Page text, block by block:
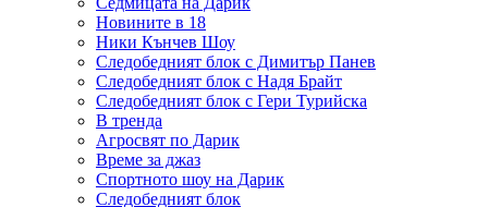
Новините в 18
Ники Кънчев Шоу
Следобедният блок с Димитър Панев
Следобедният блок с Надя Брайт
Следобедният блок с Гери Турийска
В тренда
Агросвят по Дарик
Време за джаз
Спортното шоу на Дарик
Следобедният блок